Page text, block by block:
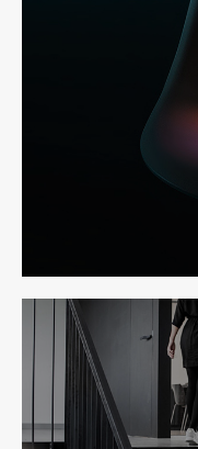
宁波高端网站建设公
宁波网站建设报价怎
2026-08-04 17:55:09
宁波制造业网站建设